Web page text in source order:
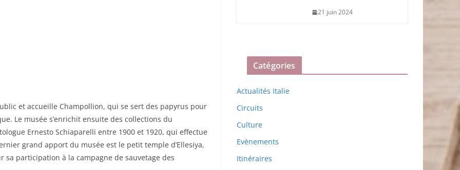
et accueille Champollion, qui se sert des papyrus pour
Le musée s’enrichit ensuite des collections du
Ernesto Schiaparelli entre 1900 et 1920, qui effectue
grand apport du musée est le petit temple d’Ellesiya,
sa participation à la campagne de sauvetage des
21 juin 2024
Catégories
Actualités Italie
Circuits
Culture
Evènements
Itinéraires